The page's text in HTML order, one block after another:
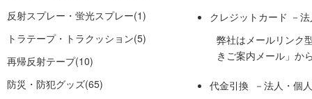
反射スプレー・蛍光スプレー(1)
トラテープ・トラクッション(5)
再帰反射テープ(10)
防災・防犯グッズ(65)
クレジットカード －
弊社はメールリンク
きご案内メール」か
代金引換 －法人・個